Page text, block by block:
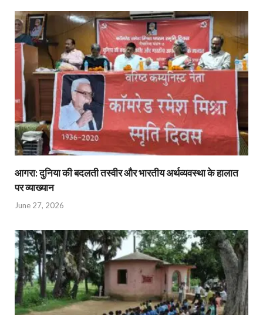
आगरा: दुनिया की बदलती तस्वीर और भारतीय अर्थव्यवस्था के हालात
पर व्याख्यान
June 27, 2026